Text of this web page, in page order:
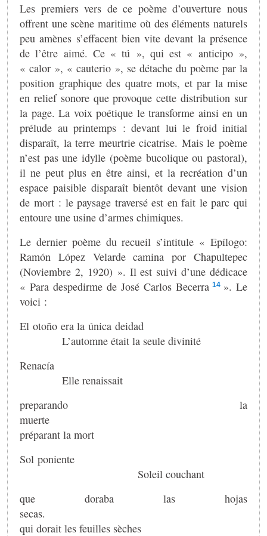
Les premiers vers de ce poème d’ouverture nous
offrent une scène maritime où des éléments naturels
peu amènes s’effacent bien vite devant la présence
de l’être aimé. Ce « tú », qui est « anticipo »,
« calor », « cauterio », se détache du poème par la
position graphique des quatre mots, et par la mise
en relief sonore que provoque cette distribution sur
la page. La voix poétique le transforme ainsi en un
prélude au printemps : devant lui le froid initial
disparaît, la terre meurtrie cicatrise. Mais le poème
n’est pas une idylle (poème bucolique ou pastoral),
il ne peut plus en être ainsi, et la recréation d’un
espace paisible disparaît bientôt devant une vision
de mort : le paysage traversé est en fait le parc qui
entoure une usine d’armes chimiques.
Le dernier poème du recueil s’intitule « Epílogo:
Ramón López Velarde camina por Chapultepec
(Noviembre 2, 1920) ». Il est suivi d’une dédicace
« Para despedirme de José Carlos Becerra 14 ». Le
voici :
El otoño era la única deidad
L’automne était la seule divinité
Elle renaissait
preparando la
préparant la mort
Sol poniente
Soleil couchant
que doraba las hojas
secas.
qui dorait les feuilles sèches